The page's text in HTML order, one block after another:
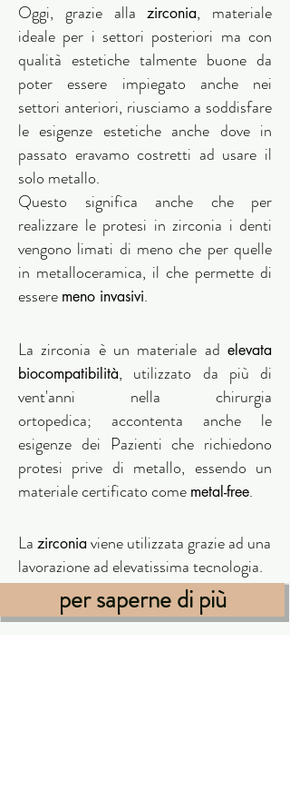
Oggi, grazie allazirconia, materiale
ideale per i settori posteriori ma con
qualità estetiche talmente buone da
poter essere impiegato anche nei
settori anteriori, riusciamo a soddisfare
le esigenze estetiche anche dove in
passato eravamo costretti ad usare il
solo metallo.
Questo significa anche che per
realizzare le protesi in zirconia i denti
vengono limati di meno che per quelle
in metalloceramica, il che permette di
essere meno invasivi.
La zirconia è un materiale ad elevata
biocompatibilità, utilizzato da più di
vent'anni nella chirurgia
ortopedica; accontenta anche le
esigenze dei Pazienti che richiedono
protesi prive di metallo, essendo un
materiale certificato come metal-free.
La zirconia viene utilizzata grazie ad una
lavorazione ad elevatissima tecnologia.
per saperne di più